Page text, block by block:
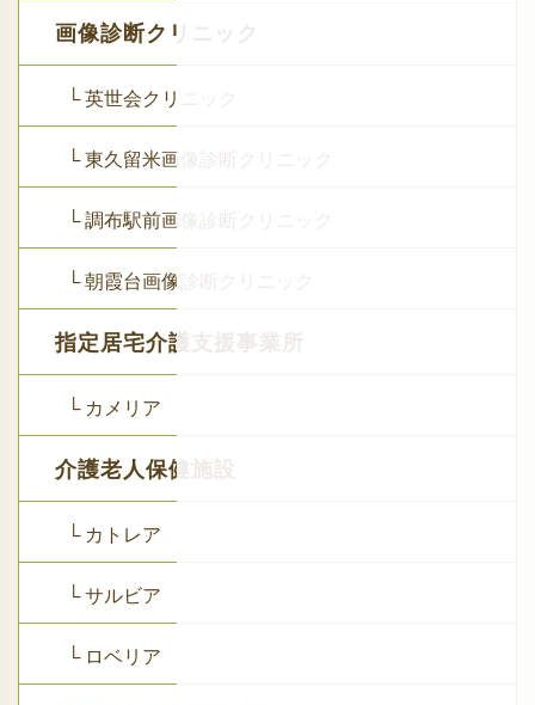
画像診断クリニック
└ 英世会クリニック
└ 東久留米画像診断クリニック
└ 調布駅前画像診断クリニック
└ 朝霞台画像診断クリニック
指定居宅介護支援事業所
└ カメリア
介護老人保健施設
└ カトレア
└ サルビア
└ ロベリア